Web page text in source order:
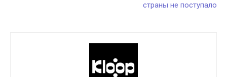
страны не поступало